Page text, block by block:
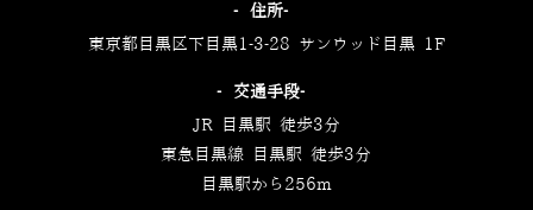
‐住所‐
東京都目黒区下目黒1-3-28 サンウッド目黒 1F
‐交通手段‐
JR 目黒駅 徒歩3分
東急目黒線 目黒駅 徒歩3分
目黒駅から256m